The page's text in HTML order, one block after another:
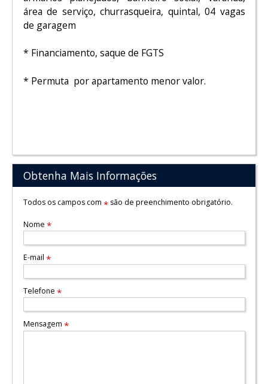
área de serviço, churrasqueira, quintal, 04 vagas
de garagem
* Financiamento, saque de FGTS
* Permuta por apartamento menor valor.
Obtenha Mais Informações
Todos os campos com *são de preenchimento obrigatório.
Nome *
E-mail *
Telefone *
Mensagem *